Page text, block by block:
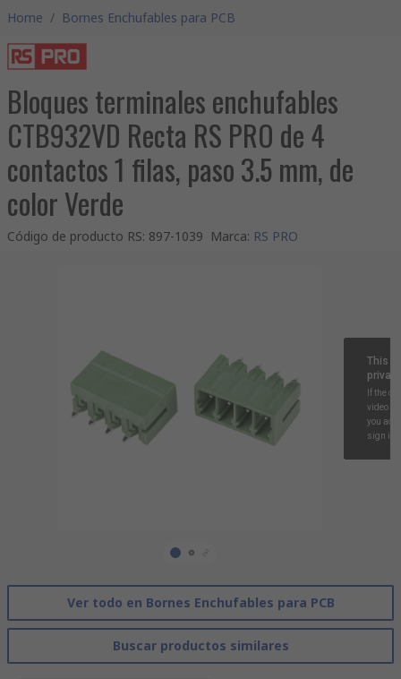
Home / Bornes Enchufables para PCB
Bloques terminales enchufables
CTB932VD Recta RS PRO de 4
contactos 1 filas, paso 3.5 mm, de
color Verde
Código de producto RS: 897-1039 Marca: RS PRO
Ver todo en Bornes Enchufables para PCB
Buscar productos similares